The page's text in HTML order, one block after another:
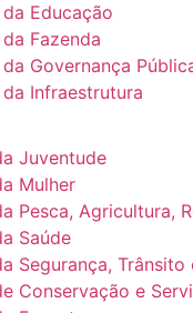
Educação
Fazenda
Governança
Infraestrutura
Juventude
Mulher
Pesca, Agricultura,
Saúde
Segurança, Trânsito
Conservação e